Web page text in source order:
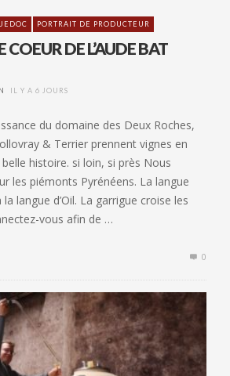
PORTRAIT DE PRODUCTEUR
COEUR DE L’AUDE BAT
IL Y A 6 JOURS
du domaine des Deux Roches,
& Terrier prennent vignes en
histoire. si loin, si près Nous
les piémonts Pyrénéens. La langue
la langue d’Oil. La garrigue croise les
vous afin de …
0